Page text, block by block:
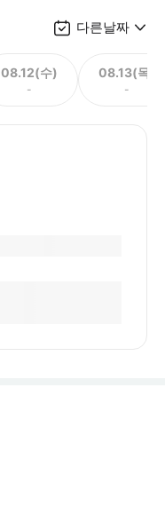
다른날짜
08.12(수)
-
08.13(목)
-